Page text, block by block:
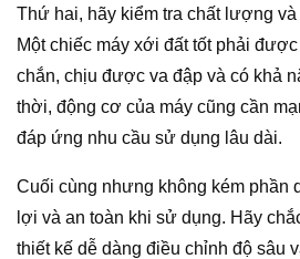
Thứ hai, hãy kiểm tra chất lượng
Một chiếc máy xới đất tốt phải
chắn, chịu được va đập và có khả
thời, động cơ của máy cũng cần
đáp ứng nhu cầu sử dụng lâu dài.
Cuối cùng nhưng không kém phần
lợi và an toàn khi sử dụng. Hãy
thiết kế dễ dàng điều chỉnh độ sâu